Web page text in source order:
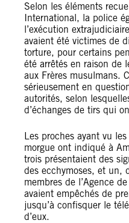
Selon les éléments
International, la police
l’exécution
avaient été victimes de
torture, pour certains
été arrêtés en raison de
aux Frères musulmans.
sérieusement en
autorités, selon
d’échanges de tirs qui
Les proches ayant vu
morgue ont indiqué à
trois présentaient des
des ecchymoses, et un,
membres de l’Agence
avaient empêchés de
jusqu’à confisquer le
d’eux.